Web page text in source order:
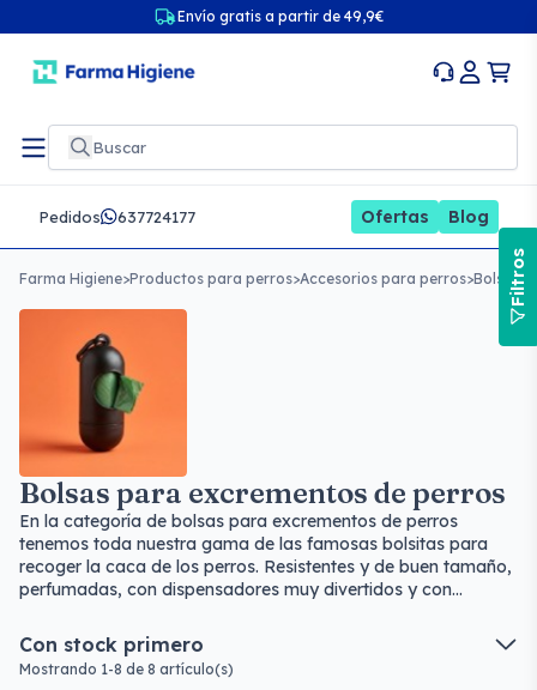
Envío gratis a partir de 49,9€
Pedidos 637724177 Ofertas Blog
Farma Higiene>Productos para perros>Accesorios para perros>Bolsas
Bolsas para excrementos de perros
En la categoría de bolsas para excrementos de perros
tenemos toda nuestra gama de las famosas bolsitas para
recoger la caca de los perros. Resistentes y de buen tamaño,
perfumadas, con dispensadores muy divertidos y con
orines.
Con stock primero
Mostrando 1-8 de 8 artículo(s)
Filtros